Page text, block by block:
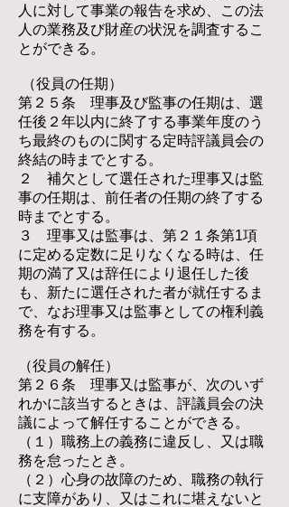
人に対して事業の報告を求め、この法
人の業務及び財産の状況を調査するこ
とができる。
（役員の任期）
第２５条 理事及び監事の任期は、選
任後２年以内に終了する事業年度のう
ち最終のものに関する定時評議員会の
終結の時までとする。
２ 補欠として選任された理事又は監
事の任期は、前任者の任期の終了する
時までとする。
３ 理事又は監事は、第２１条第1項
に定める定数に足りなくなる時は、任
期の満了又は辞任により退任した後
も、新たに選任された者が就任するま
で、なお理事又は監事としての権利義
務を有する。
（役員の解任）
第２６条 理事又は監事が、次のいず
れかに該当するときは、評議員会の決
議によって解任することができる。
（１）職務上の義務に違反し、又は職
務を怠ったとき。
（２）心身の故障のため、職務の執行
に支障があり、又はこれに堪えないと